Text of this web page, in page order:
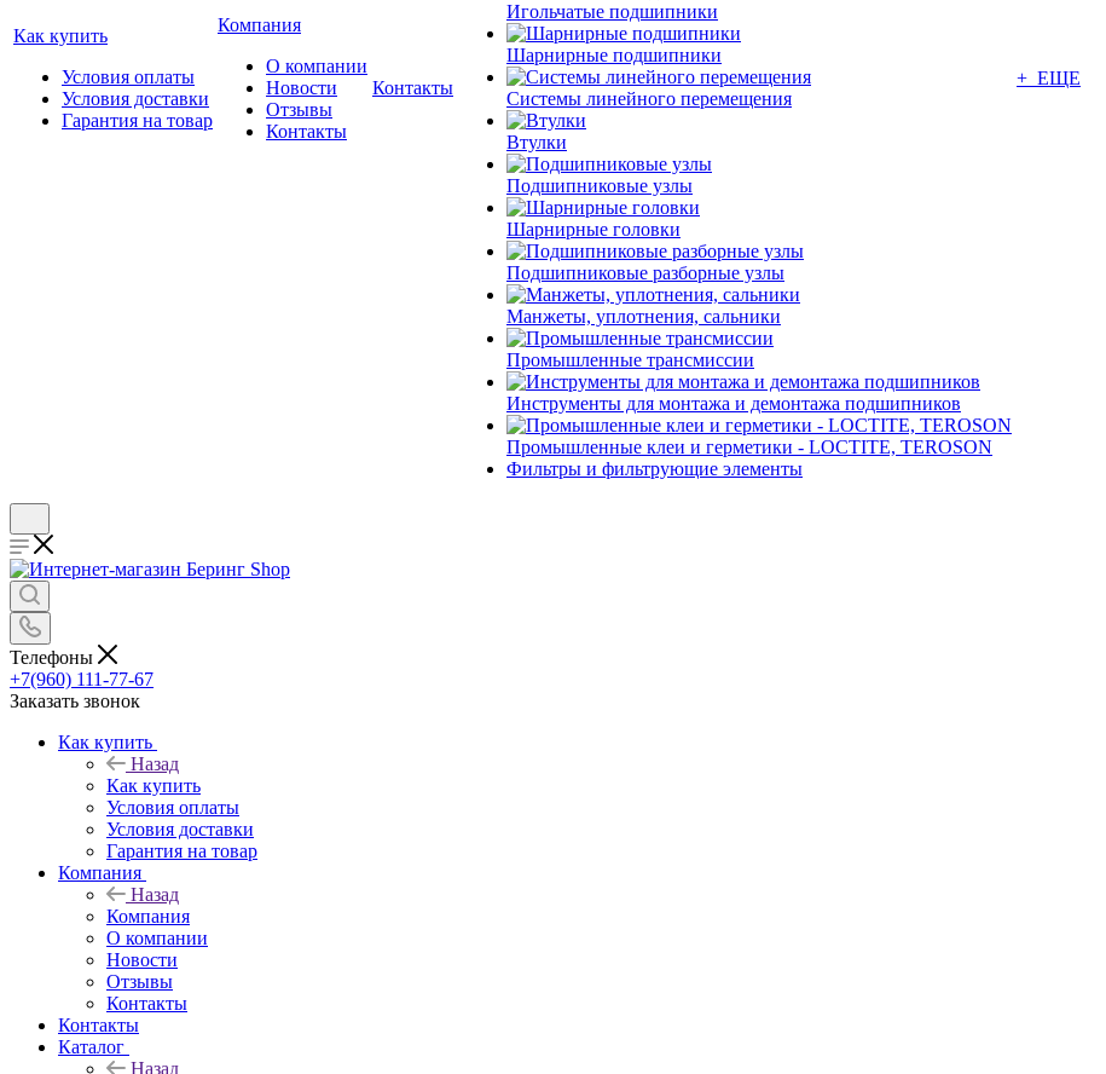
Как купить
Условия оплаты
Условия доставки
Гарантия на товар
Компания
О компании
Новости
Отзывы
Контакты
Контакты
Игольчатые подшипники
Шарнирные подшипники
Системы линейного перемещения
Втулки
Подшипниковые узлы
Шарнирные головки
Подшипниковые разборные узлы
Манжеты, уплотнения, сальники
Промышленные трансмиссии
Инструменты для монтажа и демонтажа подшипников
Промышленные клеи и герметики - LOCTITE, TEROSON
Фильтры и фильтрующие элементы
+ ЕЩЕ
Телефоны
+7(960) 111-77-67
Заказать звонок
Как купить
Назад
Как купить
Условия оплаты
Условия доставки
Гарантия на товар
Компания
Назад
Компания
О компании
Новости
Отзывы
Контакты
Контакты
Каталог
Назад